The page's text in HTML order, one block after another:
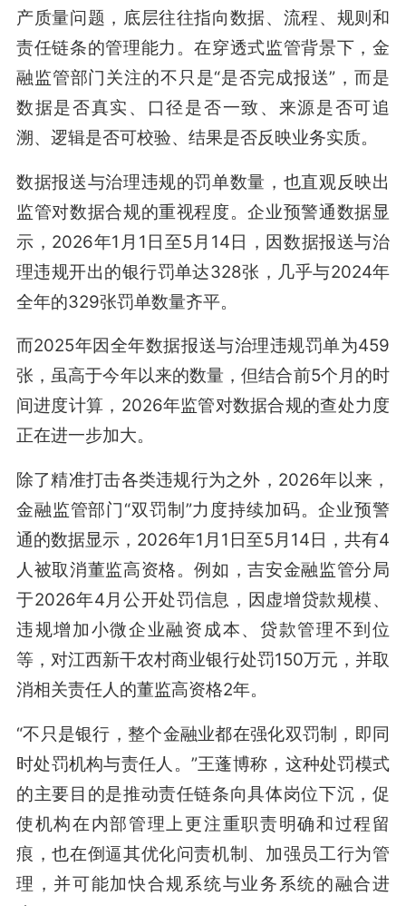
产质量问题，底层往往指向数据、流程、规则和
责任链条的管理能力。在穿透式监管背景下，金
融监管部门关注的不只是“是否完成报送”，而是
数据是否真实、口径是否一致、来源是否可追
溯、逻辑是否可校验、结果是否反映业务实质。
数据报送与治理违规的罚单数量，也直观反映出
监管对数据合规的重视程度。企业预警通数据显
示，2026年1月1日至5月14日，因数据报送与治
理违规开出的银行罚单达328张，几乎与2024年
全年的329张罚单数量齐平。
而2025年因全年数据报送与治理违规罚单为459
张，虽高于今年以来的数量，但结合前5个月的时
间进度计算，2026年监管对数据合规的查处力度
正在进一步加大。
除了精准打击各类违规行为之外，2026年以来，
金融监管部门“双罚制”力度持续加码。企业预警
通的数据显示，2026年1月1日至5月14日，共有4
人被取消董监高资格。例如，吉安金融监管分局
于2026年4月公开处罚信息，因虚增贷款规模、
违规增加小微企业融资成本、贷款管理不到位
等，对江西新干农村商业银行处罚150万元，并取
消相关责任人的董监高资格2年。
“不只是银行，整个金融业都在强化双罚制，即同
时处罚机构与责任人。”王蓬博称，这种处罚模式
的主要目的是推动责任链条向具体岗位下沉，促
使机构在内部管理上更注重职责明确和过程留
痕，也在倒逼其优化问责机制、加强员工行为管
理，并可能加快合规系统与业务系统的融合进